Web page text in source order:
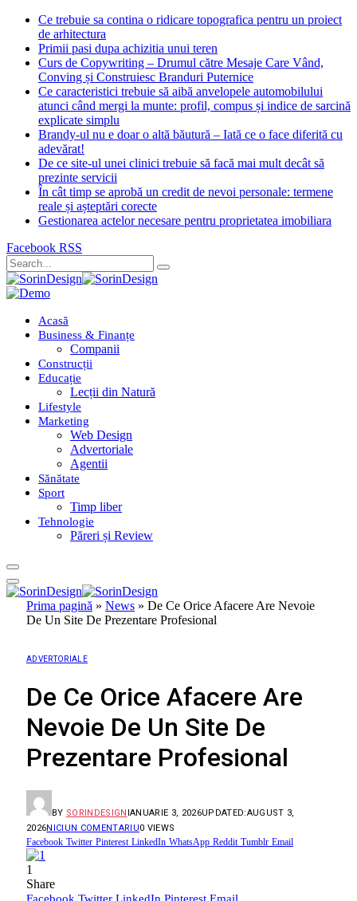
Ce trebuie sa contina o ridicare topografica pentru un proiect
de arhitectura
Primii pasi dupa achizitia unui teren
Curs de Copywriting – Drumul către Mesaje Care Vând,
Conving și Construiesc Branduri Puternice
Ce caracteristici trebuie să aibă anvelopele automobilului
atunci când mergi la munte: profil, compus și indice de sarcină
explicate simplu
Brandy-ul nu e doar o altă băutură – Iată ce o face diferită cu
adevărat!
De ce site-ul unei clinici trebuie să facă mai mult decât să
prezinte servicii
În cât timp se aprobă un credit de nevoi personale: termene
reale și așteptări corecte
Gestionarea actelor necesare pentru proprietatea imobiliara
Facebook RSS
Acasă
Business & Finanțe
Companii
Construcții
Educație
Lecții din Natură
Lifestyle
Marketing
Web Design
Advertoriale
Agentii
Sănătate
Sport
Timp liber
Tehnologie
Păreri și Review
Prima pagină » News » De Ce Orice Afacere Are Nevoie
De Un Site De Prezentare Profesional
ADVERTORIALE
De Ce Orice Afacere Are
Nevoie De Un Site De
Prezentare Profesional
BY SORINDESIGN IANUARIE 3, 2026UPDATED:AUGUST 3,
2026NICIUN COMENTARIU0 VIEWS
Facebook Twitter Pinterest LinkedIn WhatsApp Reddit Tumblr Email
1
Share